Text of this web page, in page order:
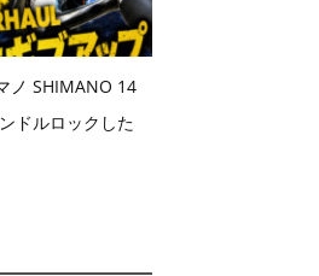
ノ SHIMANO 14
ドルロックした